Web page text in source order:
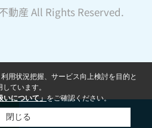
動産 All Rights Reserved.
用状況把握、サービス向上検討を目的と
ています。
いについて」をご確認ください。
閉じる